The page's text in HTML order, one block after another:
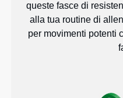
queste fasce di
alla tua routine di
per movimenti potenti